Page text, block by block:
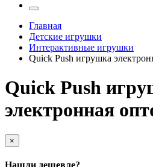
Главная
Детские игрушки
Интерактивные игрушки
Quick Push игрушка
Quick Push
электронная
×